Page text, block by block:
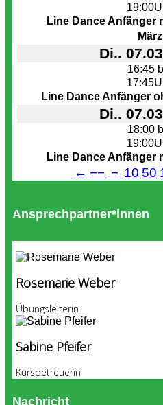
Line Dance Anfänger
März
Di..
16:45
Line Dance Anfänger
Di..
18:00
Line Dance Anfänger
← −− − 10 50
Ansprechpartner*innen
Rosemarie Weber
Übungsleiterin
Sabine Pfeifer
Kursbetreuerin
Nachricht